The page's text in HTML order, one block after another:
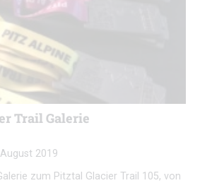
Trail Galerie
2019
zum Pitztal Glacier Trail 105, von